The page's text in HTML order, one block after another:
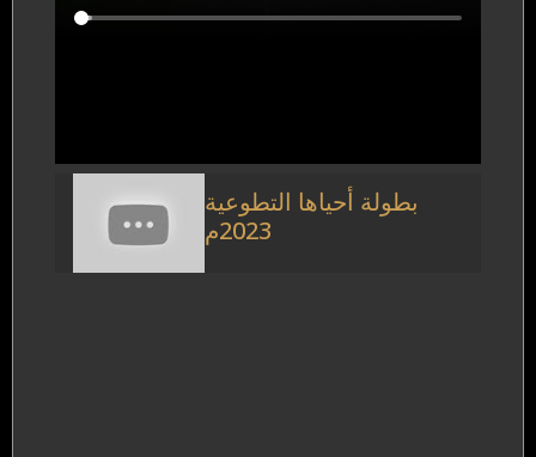
بطولة أحياها التطوعية
2023م